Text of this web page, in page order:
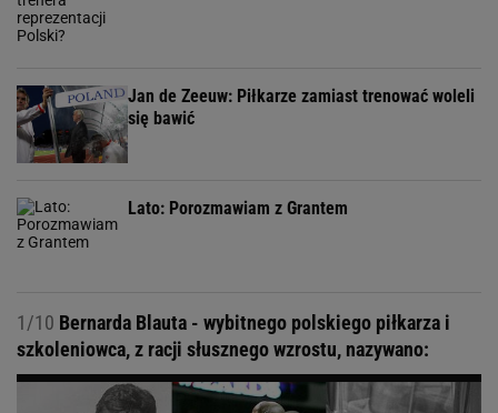
Jan de Zeeuw: Piłkarze zamiast trenować woleli
się bawić
Lato: Porozmawiam z Grantem
1/10 Bernarda Blauta - wybitnego polskiego piłkarza i
szkoleniowca, z racji słusznego wzrostu, nazywano: